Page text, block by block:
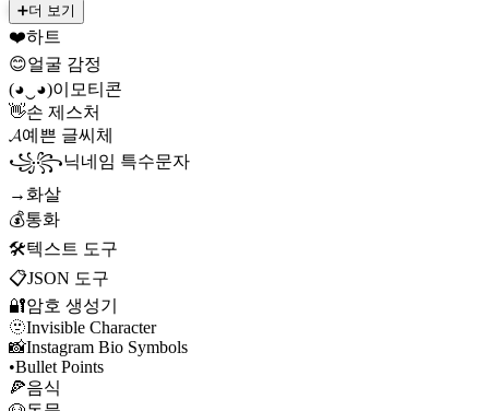
➕더 보기
❤️하트
😊얼굴 감정
(◕‿◕)이모티콘
👋손 제스처
𝓐예쁜 글씨체
꧁꧂닉네임 특수문자
→ 화살
💰통화
🛠️텍스트 도구
📋JSON 도구
🔐암호 생성기
🫥Invisible Character
📸Instagram Bio Symbols
•Bullet Points
🍕음식